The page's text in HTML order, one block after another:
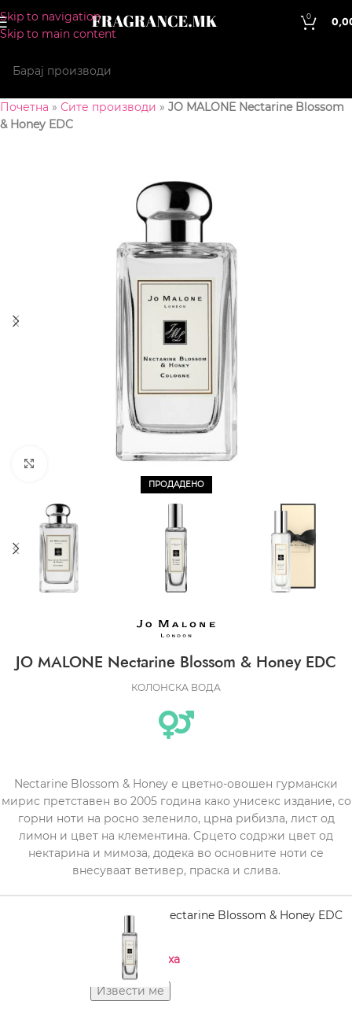
Skip to navigation
Skip to main content
0
Почетна » Сите производи » JO MALONE Nectarine Blossom
& Honey EDC
ПРОДАДЕНО
CLICK TO ENLARGE
JO MALONE Nectarine Blossom & Honey EDC
КОЛОНСКА ВОДА
Nectarine Blossom & Honey е цветно-овошен гурмански
мирис претставен во 2005 година како унисекс издание, со
горни ноти на росно зеленило, црна рибизла, лист од
лимон и цвет на клементина. Срцето содржи цвет од
нектарина и мимоза, додека во основните ноти се
внесуваат ветивер, праска и слива.
JO MALONE Nectarine Blossom & Honey EDC
Нема на залиха